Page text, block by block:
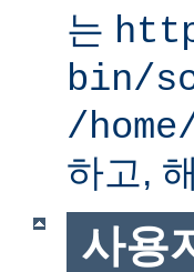
는
bin/
/
하고,
사용